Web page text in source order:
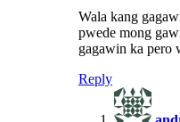
Wala kang
pwede mong
gagawin ka pero
Reply